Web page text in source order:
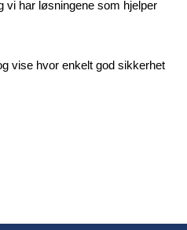
vi har løsningene som hjelper
vise hvor enkelt god sikkerhet